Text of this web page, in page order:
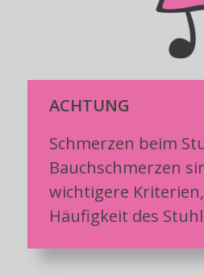
ACHTUNG
Schmerzen beim
Bauchschmerzen
wichtigere
Häufigkeit des